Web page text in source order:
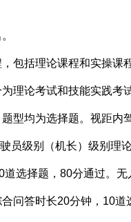
包括理论课程和实操课程
理论考试和技能实践考
型均为选择题。视距内
员级别（机长）级别理
选择题，80分通过。
问答时长20分钟，10道